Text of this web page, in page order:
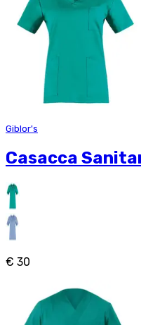
Giblor's
Casacca
€ 30